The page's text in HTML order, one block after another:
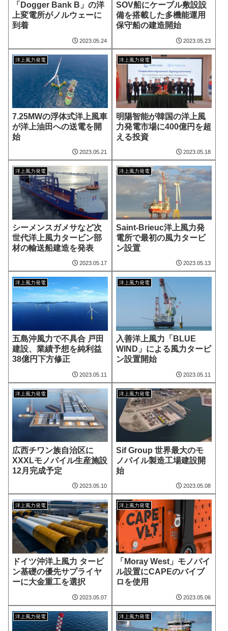
「Dogger Bank B」の洋
上変電所がノルウェーに
到着
2023.05.24
SOV船にケーブル敷設設
備を搭載した多機能運用
保守船の建造開始
2023.05.23
洋上風力発電
7.25MWの浮体式洋上風車
が洋上油田への送電を開
始
2023.05.21
洋上風力発電
明陽智能が韓国の洋上風
力発電市場に400億円を超
える投資
2023.05.18
洋上風力発電
シーメンスガメサなど次
世代洋上風力タービン部
材の輸送船建造を発表
2023.05.17
洋上風力発電
Saint-Brieuc洋上風力発
電所で最初の風力タービ
ン設置
2023.05.13
洋上風力発電
五島沖風力で不具合 戸田
建設、業績予想を純利益
38億円下方修正
2023.05.11
洋上風力発電
入善洋上風力「BLUE
WIND」による風力タービ
ン設置開始
2023.05.11
洋上風力発電
広西チワン族自治区に
XXXLモノパイル生産施設
12月完成予定
2023.05.10
洋上風力発電
Sif Group 世界最大のモ
ノパイル製造工場建設開
始
2023.05.08
洋上風力発電
ドイツ沖洋上風力 タービ
ン基礎の優先サプライヤ
ーに大金重工を選択
2023.05.07
洋上風力発電
「Moray West」モノパイ
ル設置にCAPEのバイブ
ロを使用
2023.05.06
洋上風力発電 洋上風力発電